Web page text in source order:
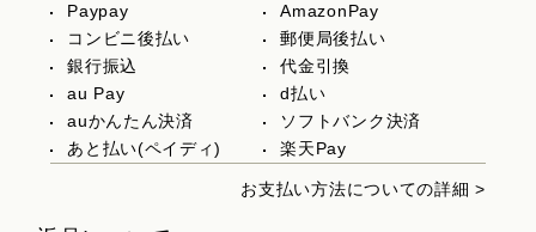
Paypay
AmazonPay
コンビニ後払い
郵便局後払い
銀行振込
代金引換
au Pay
d払い
auかんたん決済
ソフトバンク決済
あと払い(ペイディ)
楽天Pay
お支払い方法についての詳細 >